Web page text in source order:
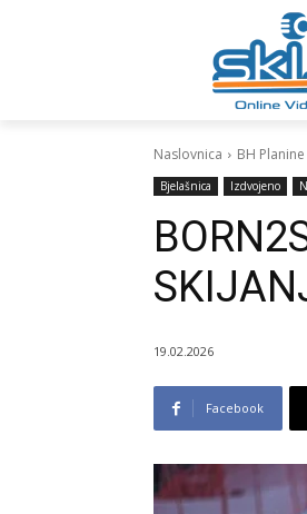
Naslovnica BH Planine
Bjelašnica Izdvojeno
19.02.2026
Facebook